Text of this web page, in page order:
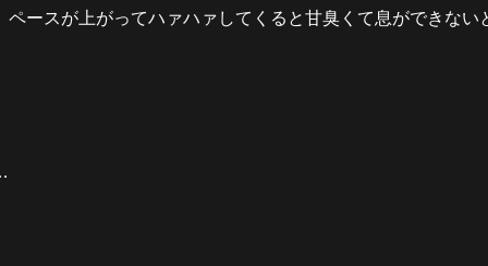
ースが上がってハァハァしてくると甘臭くて息ができな